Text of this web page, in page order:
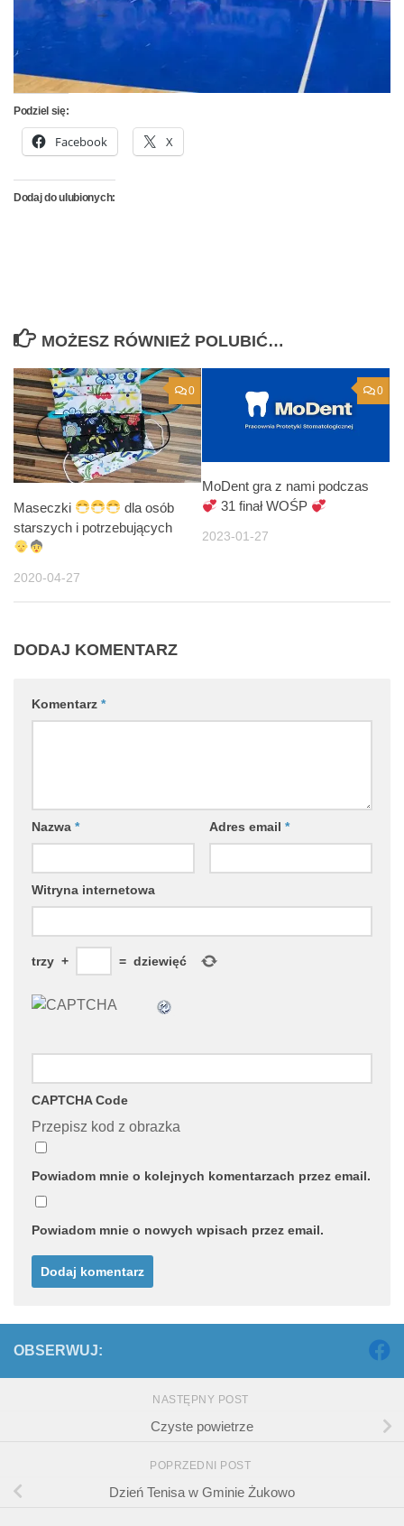
Podziel się:
Facebook X
Dodaj do ulubionych:
MOŻESZ RÓWNIEŻ POLUBIĆ…
0
Maseczki
dla osób
starszych i potrzebujących
2020-04-27
0
MoDent gra z nami podczas
31 finał WOŚP
2023-01-27
DODAJ KOMENTARZ
Komentarz *
Nazwa * Adres email *
Witryna internetowa
trzy + = dziewięć
CAPTCHA Code
Przepisz kod z obrazka
Powiadom mnie o kolejnych komentarzach przez email.
Powiadom mnie o nowych wpisach przez email.
OBSERWUJ:
NASTĘPNY POST
Czyste powietrze
POPRZEDNI POST
Dzień Tenisa w Gminie Żukowo